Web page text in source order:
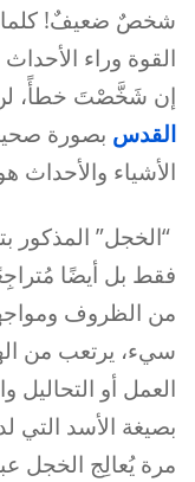
شخصٌ ضعيفٌ! كلما
القوة وراء
إن شَخَّصْتَ خطأً،
القدس بصورة
الأشياء والأحداث
“الخجل” المذكور
فقط بل أيضًا
من الظروف
سيء، يرتعب من
العمل أو التحاليل
بصيغة الأسد التي
مرة يُعالِج الخجل